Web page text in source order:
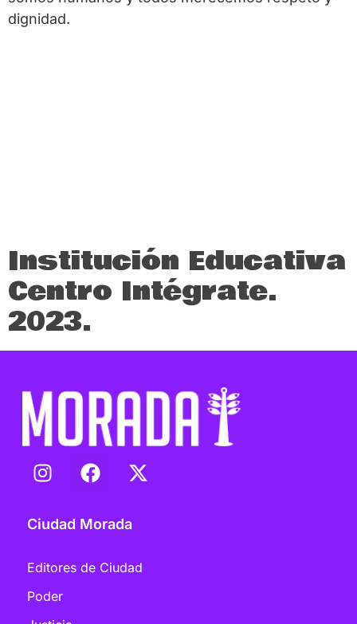
dignidad.
Institución Educativa
Centro Intégrate.
2023.
Ciudad Morada
Editores de Ciudad
Poder